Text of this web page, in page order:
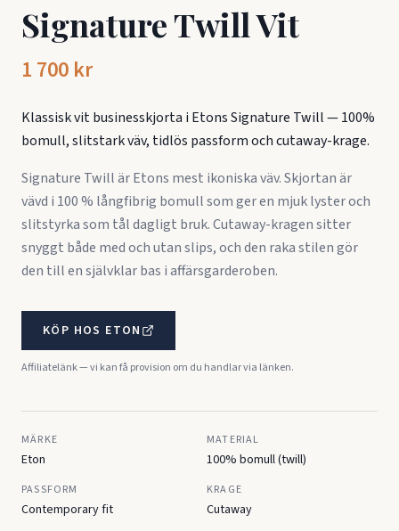
Signature Twill Vit
1 700 kr
Klassisk vit businesskjorta i Etons Signature Twill — 100%
bomull, slitstark väv, tidlös passform och cutaway-krage.
Signature Twill är Etons mest ikoniska väv. Skjortan är
vävd i 100 % långfibrig bomull som ger en mjuk lyster och
slitstyrka som tål dagligt bruk. Cutaway-kragen sitter
snyggt både med och utan slips, och den raka stilen gör
den till en självklar bas i affärsgarderoben.
KÖP HOS ETON
Affiliatelänk — vi kan få provision om du handlar via länken.
MÄRKE
Eton
MATERIAL
100% bomull (twill)
PASSFORM
Contemporary fit
KRAGE
Cutaway